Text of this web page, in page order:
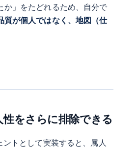
か」をたどれるため、自分で
質が個人ではなく、地図（仕
をさらに排除できる
ントとして実装すると、属人